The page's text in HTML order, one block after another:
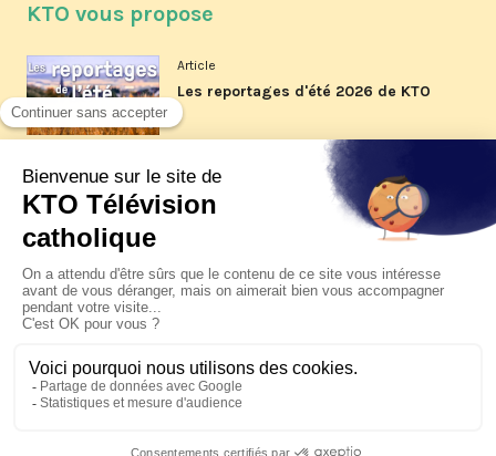
KTO vous propose
Article
Les reportages d'été 2026 de KTO
Article
La visite pastorale du pape Léon
XIV à Assise à suivre sur KTO le
Article
Le pape en Uruguay, Argentine et